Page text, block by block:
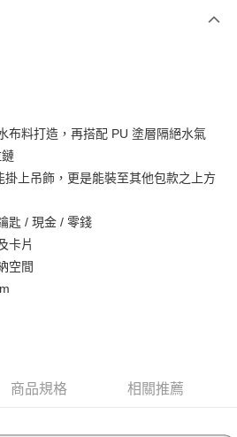
彰化商業銀行
兆豐國際商業銀行
華泰商業銀行
遠東國際商業銀行
台北富邦商業銀行
台中商業銀行
布料打造，再搭配 PU 塗層隔絕水氣
上吊飾，更是能裝至其他包款之上方
匙 / 現金 / 零錢
卡片
空間
商品規格 相關推薦